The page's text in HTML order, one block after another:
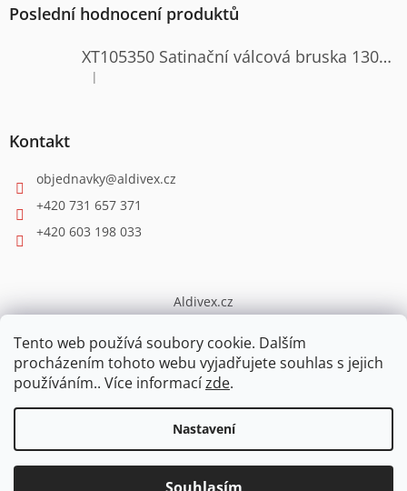
Tento web používá soubory cookie. Dalším
procházením tohoto webu vyjadřujete souhlas s jejich
používáním.. Více informacízde.
Nastavení
PŘI OBJEDNÁVCE NAD 5000,-Kč sleva 3%, nad 7000,-Kč sleva 4%
z celé částky. Při opakovaných odběrech individuální ceny!
Poslední hodnocení produktů
XT105350 Satinační válcová bruska 1300W
Hodnocení produktu je 4 z 5 hvězdiček.
|
Kontakt
objednavky@aldivex.cz
+420 731 657 371
+420 603 198 033
Aldivex.cz
broušení
Copyright 2026ESHOP.ALDIVEX. Všechna práva vyhrazena.